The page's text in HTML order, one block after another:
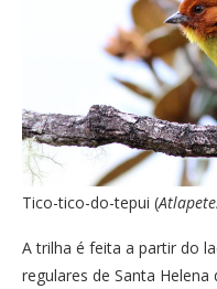
Tico-tico-do-tepui (
A trilha é feita a partir do
regulares de Santa